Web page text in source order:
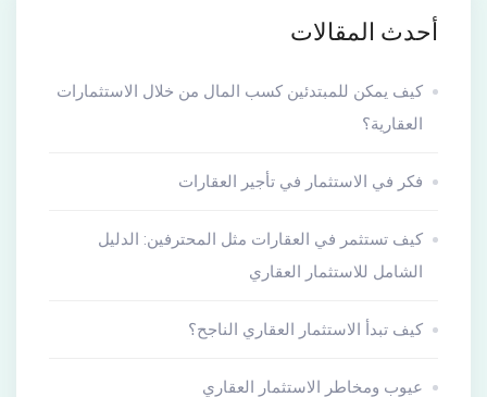
أحدث المقالات
كيف يمكن للمبتدئين كسب المال من خلال الاستثمارات
العقارية؟
فكر في الاستثمار في تأجير العقارات
كيف تستثمر في العقارات مثل المحترفين: الدليل
الشامل للاستثمار العقاري
كيف تبدأ الاستثمار العقاري الناجح؟
عيوب ومخاطر الاستثمار العقاري